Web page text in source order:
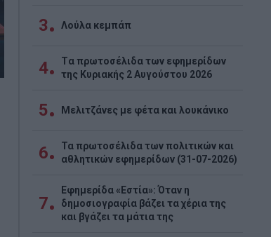
3 Λούλα κεμπάπ
4
Tα πρωτοσέλιδα των εφημερίδων
της Κυριακής 2 Αυγούστου 2026
5 Μελιτζάνες με φέτα και λουκάνικο
6
Τα πρωτοσέλιδα των πολιτικών και
αθλητικών εφημερίδων (31-07-2026)
7
Εφημερίδα «Εστία»: Όταν η
δημοσιογραφία βάζει τα χέρια της
και βγάζει τα μάτια της